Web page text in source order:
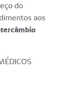
do
aos